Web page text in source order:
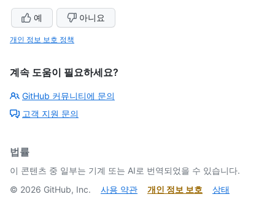
예 아니요
개인 정보 보호 정책
계속 도움이 필요하세요?
GitHub 커뮤니티에 문의
고객 지원 문의
법률
이 콘텐츠 중 일부는 기계 또는 AI로 번역되었을 수 있습니다.
© 2026 GitHub, Inc. 사용 약관 개인 정보 보호
상태